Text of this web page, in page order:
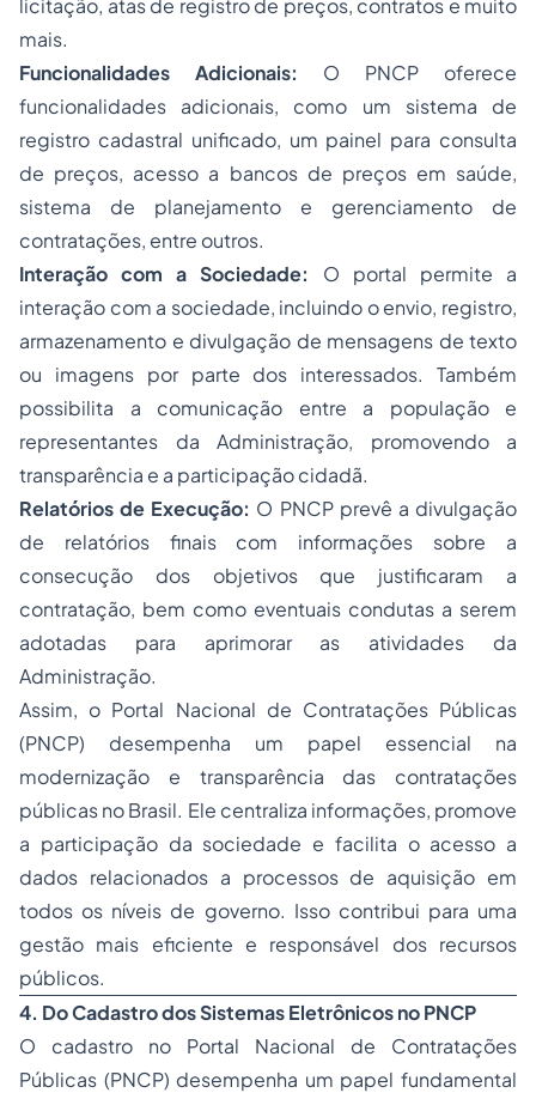
licitação, atas de registro de preços, contratos e muito
mais.
Funcionalidades Adicionais: O PNCP oferece
funcionalidades adicionais, como um sistema de
registro cadastral unificado, um painel para consulta
de preços, acesso a bancos de preços em saúde,
sistema de planejamento e gerenciamento de
contratações, entre outros.
Interação com a Sociedade:
O portal permite a
interação com a sociedade, incluindo o envio, registro,
armazenamento e divulgação de mensagens de texto
ou imagens por parte dos interessados. Também
possibilita a comunicação entre a população e
representantes da Administração, promovendo a
transparência e a participação cidadã.
Relatórios de Execução: O PNCP prevê a divulgação
de relatórios finais com informações sobre a
consecução dos objetivos que justificaram a
contratação, bem como eventuais condutas a serem
adotadas para aprimorar as atividades da
Administração.
Assim, o Portal Nacional de Contratações Públicas
(PNCP) desempenha um papel essencial na
modernização e transparência das contratações
públicas no Brasil. Ele centraliza informações, promove
a participação da sociedade e facilita o acesso a
dados relacionados a processos de aquisição em
todos os níveis de governo. Isso contribui para uma
gestão mais eficiente e responsável dos recursos
públicos.
4. Do Cadastro dos Sistemas Eletrônicos no PNCP
O cadastro no Portal Nacional de Contratações
Públicas (PNCP) desempenha um papel fundamental